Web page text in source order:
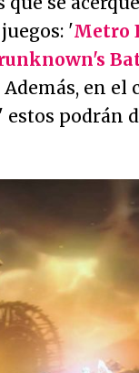
'Metro
Además, en el
' estos podrán